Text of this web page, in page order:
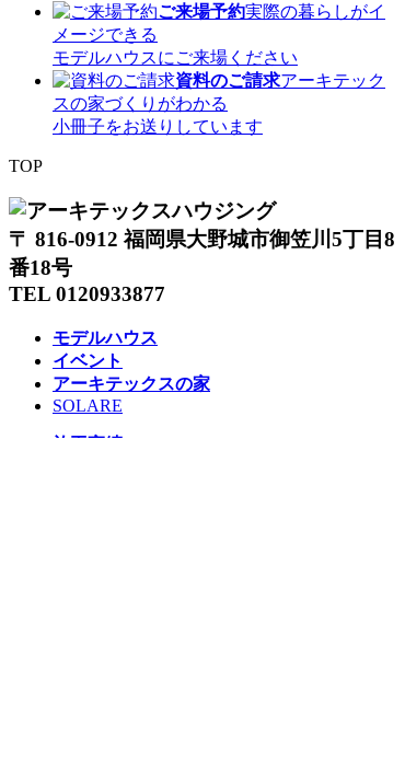
ご来場予約実際の暮らしがイ
メージできる
モデルハウスにご来場ください
資料のご請求アーキテック
スの家づくりがわかる
小冊子をお送りしています
TOP
〒 816-0912 福岡県大野城市御笠川5丁目8
番18号
TEL 0120933877
モデルハウス
イベント
アーキテックスの家
SOLARE
施工実績